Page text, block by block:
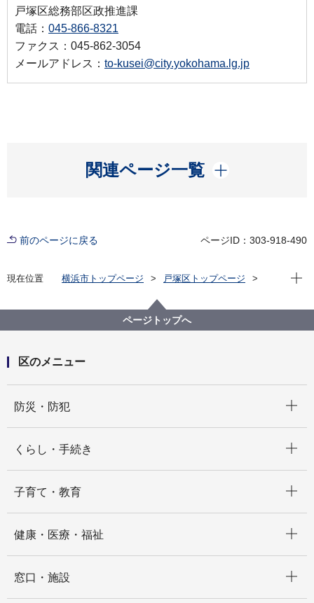
戸塚区総務部区政推進課
電話： 045-866-8321
ファクス：045-862-3054
メールアドレス： to-kusei@city.yokohama.lg.jp
関連ページ一覧
開く
前のページに戻る ページID：303-918-490
現在位置 横浜市トップページ
戸塚区トップページ
ＳＤＧｓ（持続可能な開発目標）
現在
ページトップへ
区のメニュー
防災・防犯
くらし・手続き
子育て・教育
健康・医療・福祉
窓口・施設